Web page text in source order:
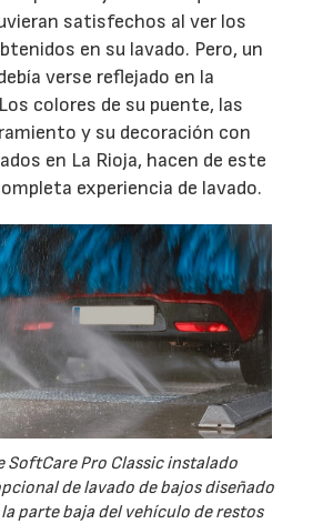
satisfechos al ver los
en su lavado. Pero, un
verse reflejado en la
colores de su puente, las
y su decoración con
en La Rioja, hacen de este
experiencia de lavado.
SoftCare Pro Classic instalado
de lavado de bajos diseñado
parte baja del vehículo de restos